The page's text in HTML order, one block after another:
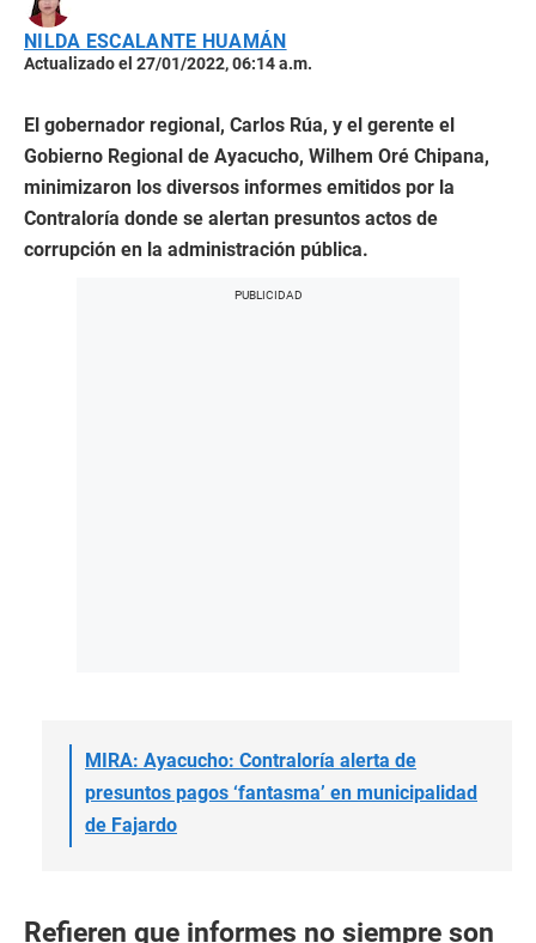
NILDA ESCALANTE HUAMÁN
Actualizado el 27/01/2022, 06:14 a.m.
El gobernador regional, Carlos Rúa, y el gerente el
Gobierno Regional de Ayacucho, Wilhem Oré Chipana,
minimizaron los diversos informes emitidos por la
Contraloría donde se alertan presuntos actos de
corrupción en la administración pública.
MIRA: Ayacucho: Contraloría alerta de
presuntos pagos ‘fantasma’ en municipalidad
de Fajardo
Refieren que informes no siempre son